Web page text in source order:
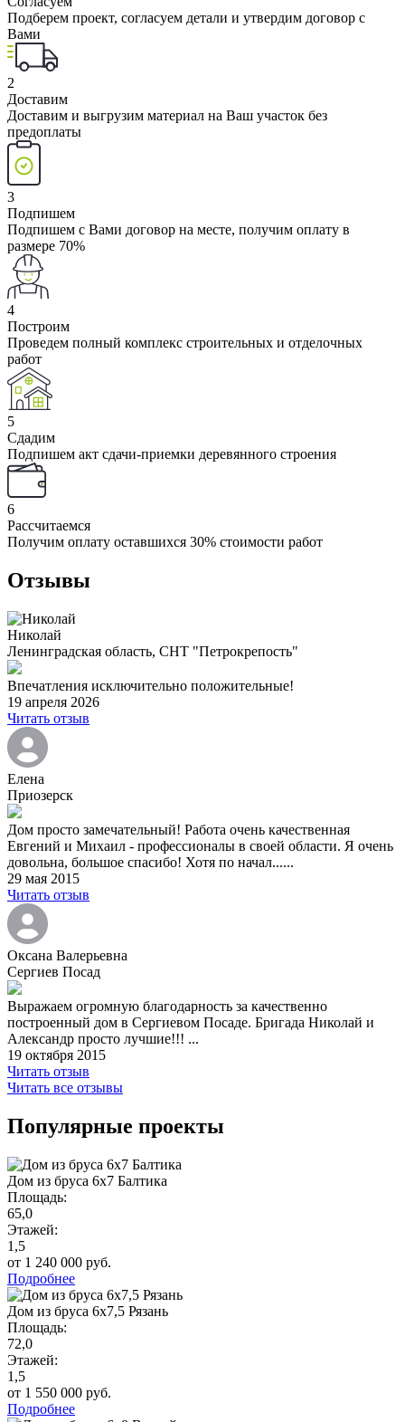
Подберем проект, согласуем детали и утвердим договор с
Вами
2
Доставим
Доставим и выгрузим материал на Ваш участок без
предоплаты
3
Подпишем
Подпишем с Вами договор на месте, получим оплату в
размере 70%
4
Построим
Проведем полный комплекс строительных и отделочных
работ
5
Сдадим
Подпишем акт сдачи-приемки деревянного строения
6
Рассчитаемся
Получим оплату оставшихся 30% стоимости работ
Отзывы
Николай
Ленинградская область, СНТ "Петрокрепость"
Впечатления исключительно положительные!
19 апреля 2026
Читать отзыв
Елена
Приозерск
Дом просто замечательный! Работа очень качественная
Евгений и Михаил - профессионалы в своей области. Я очень
довольна, большое спасибо! Хотя по начал......
29 мая 2015
Читать отзыв
Оксана Валерьевна
Сергиев Посад
Выражаем огромную благодарность за качественно
построенный дом в Сергиевом Посаде. Бригада Николай и
Александр просто лучшие!!! ...
19 октября 2015
Читать отзыв
Читать все отзывы
Популярные проекты
Дом из бруса 6х7 Балтика
Площадь:
65,0
Этажей:
1,5
от 1 240 000 руб.
Подробнее
Дом из бруса 6х7,5 Рязань
Площадь:
72,0
Этажей:
1,5
от 1 550 000 руб.
Подробнее